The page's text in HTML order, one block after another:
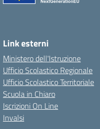
Link esterni
Ministero dell'Istruzione
Ufficio Scolastico Regionale
Ufficio Scolastico Territoriale
Scuola in Chiaro
Iscrizioni On Line
Invalsi